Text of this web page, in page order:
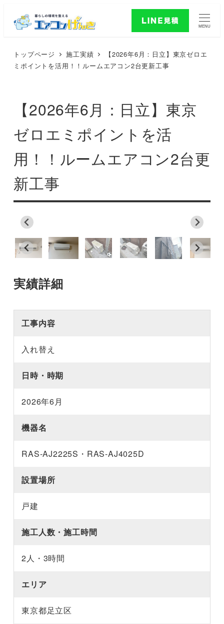
MENU
トップページ 施工実績
【2026年6月：日立】東京ゼロエ
ミポイントを活用！！ルームエアコン2台更新工事
【2026年6月：日立】東京
ゼロエミポイントを活
用！！ルームエアコン2台更
新工事
実績詳細
工事内容
入れ替え
日時・時期
2026年6月
機器名
RAS-AJ2225S・RAS-AJ4025D
設置場所
戸建
施工人数・施工時間
2人・3時間
エリア
東京都足立区